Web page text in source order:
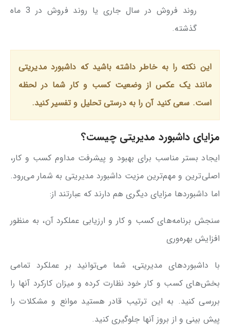
روند فروش در سال جاری یا روند فروش در 3 ماه
گذشته.
این نکته را به خاطر داشته باشید که داشبورد مدیریتی
مانند یک عکس از وضعیت کسب و کار شما در لحظه
است. سعی کنید آن را به درستی تحلیل و تفسیر کنید.
مزایای داشبورد مدیریتی چیست؟
ایجاد بستر مناسب برای بهبود و پیشرفت مداوم کسب و کار،
اصلی‌ترین و مهم‌ترین مزیت داشبورد مدیریتی به شمار می‌رود.
اما داشبوردها مزایای دیگری هم دارند که عبارتند از:
سنجش برنامه‌های کسب و کار و ارزیابی عملکرد آن، به منظور
افزایش بهره‌وری
با داشبوردهای مدیریتی، شما می‌توانید بر عملکرد تمامی
بخش‌های کسب و کار خود نظارت کرده و میزان کارکرد آنها را
بررسی کنید. به این ترتیب قادر هستید موانع و مشکلات را
پیش بینی و از بروز آنها جلوگیری کنید.